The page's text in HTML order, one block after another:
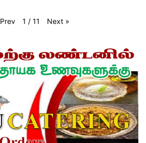
Prev 1 / 11 Next »